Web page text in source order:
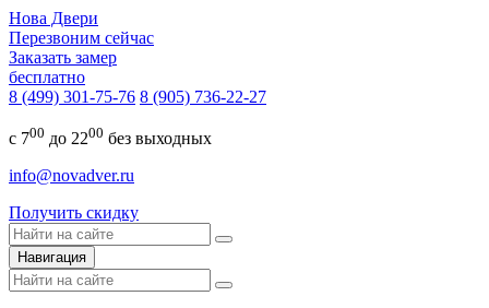
Нова Двери
Перезвоним сейчас
Заказать замер
бесплатно
8 (499) 301-75-76 8 (905) 736-22-27
с 700 до 2200 без выходных
info@novadver.ru
Получить скидку
Навигация